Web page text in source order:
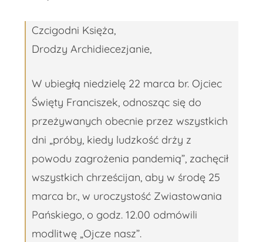
Czcigodni Księża,
Drodzy Archidiecezjanie,
W ubiegłą niedzielę 22 marca br. Ojciec
Święty Franciszek, odnosząc się do
przeżywanych obecnie przez wszystkich
dni „próby, kiedy ludzkość drży z
powodu zagrożenia pandemią”, zachęcił
wszystkich chrześcijan, aby w środę 25
marca br., w uroczystość Zwiastowania
Pańskiego, o godz. 12.00 odmówili
modlitwę „Ojcze nasz”.